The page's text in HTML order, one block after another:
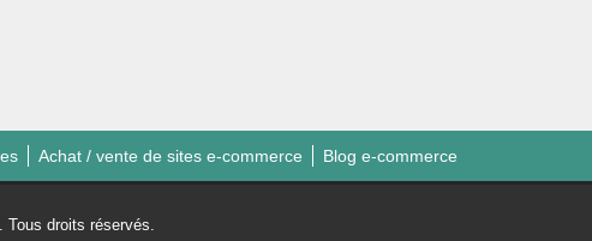
Achat / vente de sites e-commerce Blog e-commerce
Tous droits réservés.